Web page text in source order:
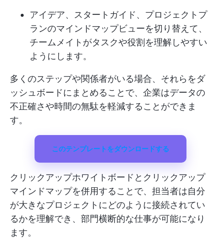
アイデア、スタートガイド、プロジェクトプ
ランのマインドマップビューを切り替えて、
チームメイトがタスクや役割を理解しやすい
ようにします。
多くのステップや関係者がいる場合、それらをダ
ッシュボードにまとめることで、企業はデータの
不正確さや時間の無駄を軽減することができま
す。
このテンプレートをダウンロードする
クリックアップホワイトボードとクリックアップ
マインドマップを併用することで、担当者は自分
が大きなプロジェクトにどのように接続されてい
るかを理解でき、部門横断的な仕事が可能になり
ます。